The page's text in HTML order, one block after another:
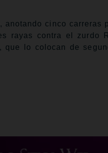
cinco carreras
rayas contra el zurdo
lo colocan de